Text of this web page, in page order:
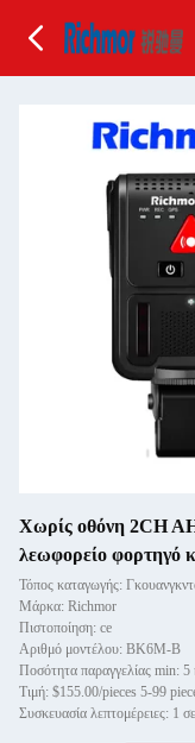
Χωρίς οθόνη 2CH
λεωφορείο φορτηγό
Τόπος καταγωγής:
Μάρκα: Richmor
Πιστοποίηση: ce
Αριθμό μοντέλου: BK6M-B
Ποσότητα παραγγελίας min: 5
Τιμή: $155.00/pieces 5-99